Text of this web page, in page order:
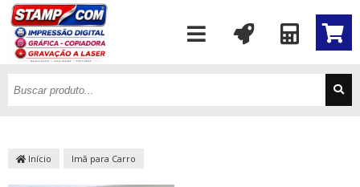
Início Imã para Carro